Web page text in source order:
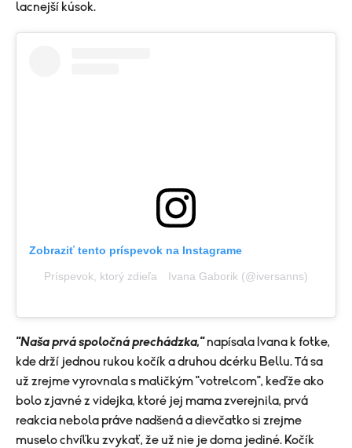
lacnejší kúsok.
Zobraziť tento príspevok na Instagrame
Príspevok, ktorý zdieľa ⠀Ivana Gaborik (@iversanns)
"Naša prvá spoločná prechádzka,"napísala Ivana k fotke,
kde drží jednou rukou kočík a druhou dcérku Bellu. Tá sa
už zrejme vyrovnala s maličkým "votrelcom", keďže ako
bolo zjavné z videjka, ktoré jej mama zverejnila, prvá
reakcia nebola práve nadšená a dievčatko si zrejme
muselo chvíľku zvykať, že už nie je doma jediné. Kočík